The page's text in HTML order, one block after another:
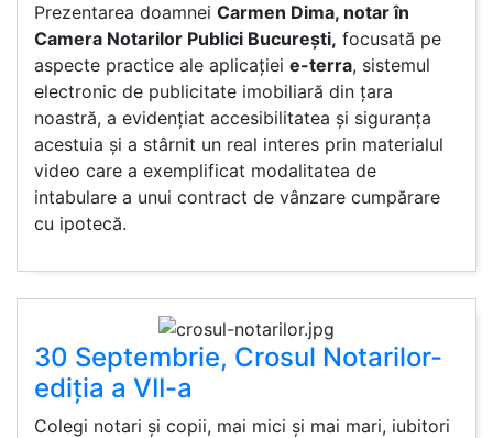
Prezentarea doamnei Carmen Dima, notar în
Camera Notarilor Publici București, focusată pe
aspecte practice ale aplicației e-terra, sistemul
electronic de publicitate imobiliară din țara
noastră, a evidențiat accesibilitatea și siguranța
acestuia și a stârnit un real interes prin materialul
video care a exemplificat modalitatea de
intabulare a unui contract de vânzare cumpărare
cu ipotecă.
30 Septembrie, Crosul Notarilor-
ediția a VII-a
Colegi notari și copii, mai mici și mai mari, iubitori